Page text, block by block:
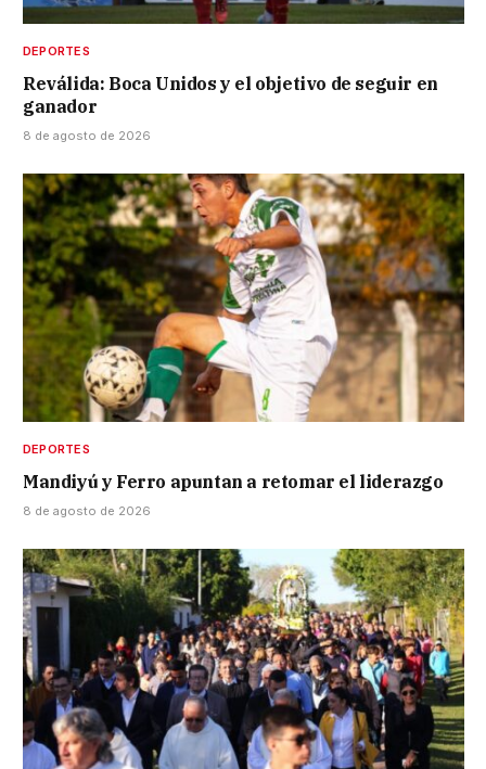
DEPORTES
Reválida: Boca Unidos y el objetivo de seguir en
ganador
8 de agosto de 2026
DEPORTES
Mandiyú y Ferro apuntan a retomar el liderazgo
8 de agosto de 2026